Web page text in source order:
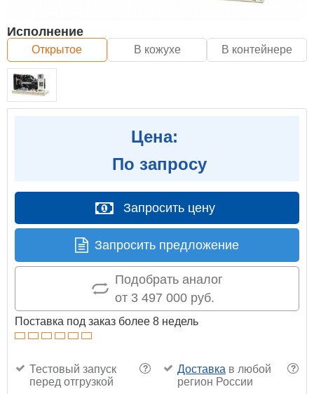
Исполнение
Открытое В кожухе В контейнере
Цена:
По запросу
Запросить цену
Запросить предложение
Подобрать аналог
от 3 497 000 руб.
Поставка под заказ более 8 недель
?
Тестовый запуск
перед отгрузкой
?
Доставка в любой
регион России